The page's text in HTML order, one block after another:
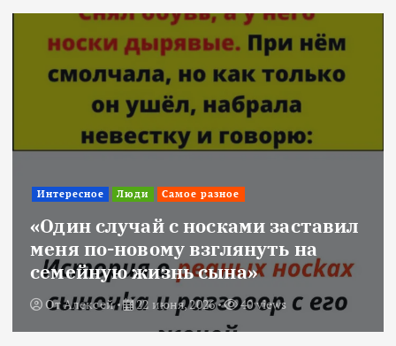
Интересное Люди Самое разное
«Один случай с носками заставил
меня по-новому взглянуть на
семейную жизнь сына»
ОтАлексей 22 июня, 2026 40 views